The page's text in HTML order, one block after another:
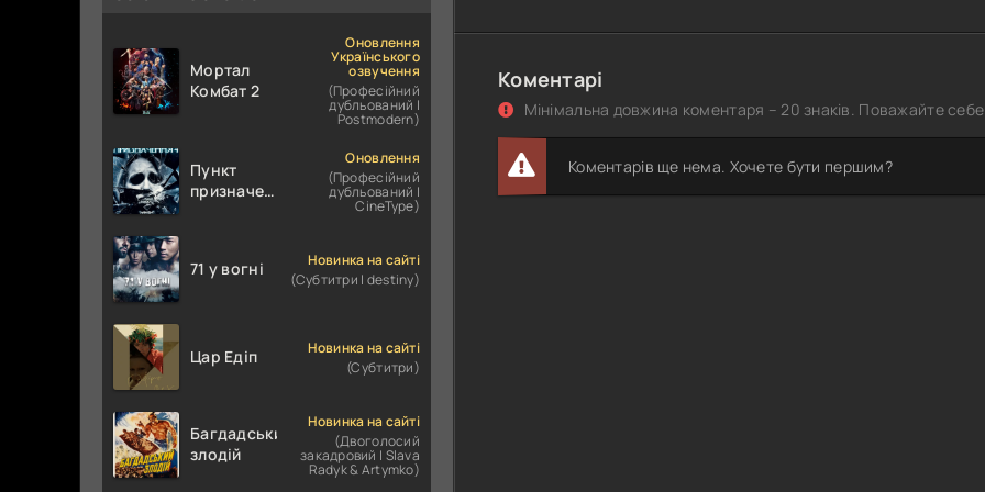
Коментарі
Мінімальна довжина коментаря – 20 знаків. Поважайте себе
Коментарів ще нема. Хочете бути першим?
Мортал
Комбат 2
Оновлення
Українського
озвучення
(Професійний
дубльований |
Postmodern)
Пункт
призначення
Оновлення
(Професійний
дубльований |
CineType)
71 у вогні
Новинка на сайті
(Субтитри | destiny)
Цар Едіп
Новинка на сайті
(Субтитри)
Багдадський
злодій
Новинка на сайті
(Двоголосий
закадровий | Slava
Radyk & Artymko)